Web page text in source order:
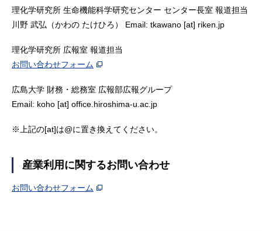
理化学研究所 生命機能科学研究センター センター長室 報道担当
川野 武弘（かわの たけひろ） Email: tkawano [at] riken.jp
理化学研究所 広報室 報道担当
お問い合わせフォーム
広島大学 財務・総務室 広報部広報グループ
Email: koho [at] office.hiroshima-u.ac.jp
※上記の[at]は@に置き換えてください。
産業利用に関するお問い合わせ
お問い合わせフォーム